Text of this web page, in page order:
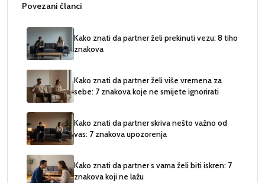
Povezani članci
Kako znati da partner želi prekinuti vezu: 8 tiho
znakova
Kako znati da partner želi više vremena za
sebe: 7 znakova koje ne smijete ignorirati
Kako znati da partner skriva nešto važno od
vas: 7 znakova upozorenja
Kako znati da partner s vama želi biti iskren: 7
znakova koji ne lažu